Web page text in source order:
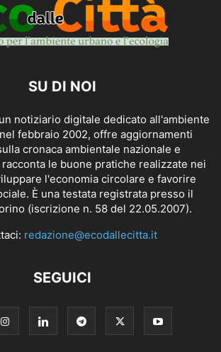
SU DI NOI
notiziario digitale dedicato all'ambiente
febbraio 2002, offre aggiornamenti
cronaca ambientale nazionale e
le buone pratiche realizzate nei
l'economia circolare e favorire
È una testata registrata presso il
(iscrizione n. 58 del 22.05.2007).
redazione@ecodallecitta.it
SEGUICI